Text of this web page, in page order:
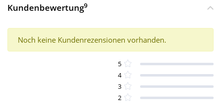
Kundenbewertung9
Noch keine Kundenrezensionen vorhanden.
5
4
3
2